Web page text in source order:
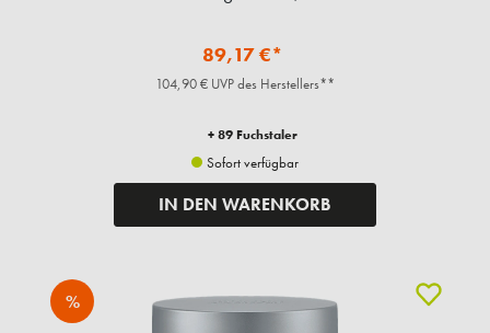
89,17 €*
104,90 € UVP des Herstellers**
+ 89 Fuchstaler
Sofort verfügbar
IN DEN WARENKORB
%